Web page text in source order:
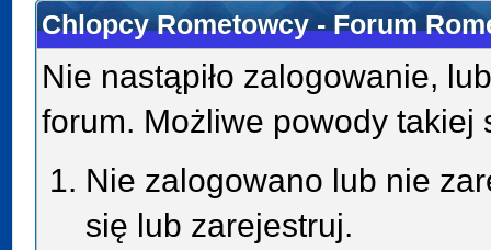
Chlopcy Rometowcy - Forum
Nie nastąpiło zalogowanie,
forum. Możliwe powody takiej
Nie zalogowano lub nie
się lub zarejestruj.